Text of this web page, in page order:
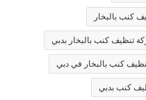
كنب بالبخار
تنظيف كنب بالبخار بدبي
كنب بالبخار في دبي
كنب بدبي